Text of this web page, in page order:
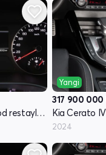
Kia Cerato IV - avlod restayling
Yangi
317 900 000
2024